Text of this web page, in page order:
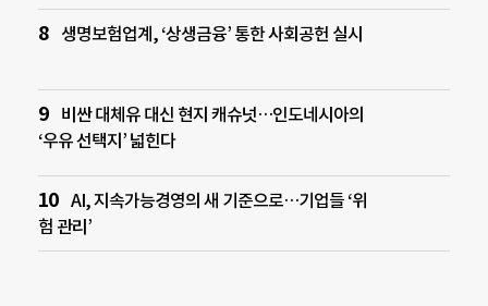
생명보험업계, ‘상생금융’ 통한 사회공헌 실시
비싼 대체유 대신 현지 캐슈넛…인도네시아의
‘우유 선택지’ 넓힌다
AI, 지속가능경영의 새 기준으로…기업들 ‘위
험 관리’